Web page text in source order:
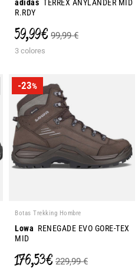
adidas TERREX ANYLANDER MID
R.RDY
59,99 € 99,99 €
3 colores
-23%
Botas Trekking Hombre
Lowa RENEGADE EVO GORE-TEX
MID
176,53 € 229,99 €